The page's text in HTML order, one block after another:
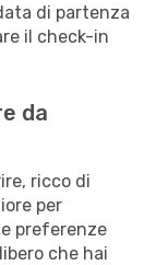
di partenza
il check-in
da
ricco di
per
preferenze
che hai